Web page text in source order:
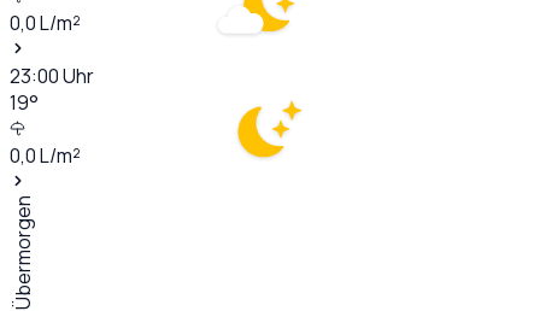
0,0L/m²
23:00Uhr
19°
0,0L/m²
Übermorgen